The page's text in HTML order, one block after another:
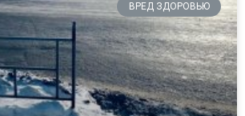
ВРЕД ЗДОРОВЬЮ